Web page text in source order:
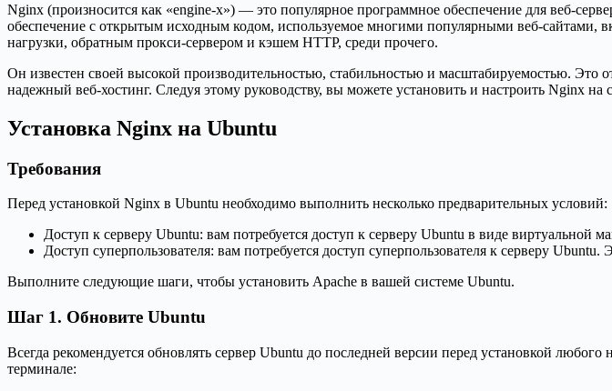
Nginx (произносится как «engine-x») — это популярное программное обеспечение для веб-
обеспечение с открытым исходным кодом, используемое многими популярными веб-
нагрузки, обратным прокси-сервером и кэшем HTTP, среди прочего.
Он известен своей высокой производительностью, стабильностью и масштабируемостью.
надежный веб-хостинг. Следуя этому руководству, вы можете установить и настроить Nginx
Установка Nginx на Ubuntu
Требования
Перед установкой Nginx в Ubuntu необходимо выполнить несколько предварительных условий:
Доступ к серверу Ubuntu: вам потребуется доступ к серверу Ubuntu в виде виртуальной
Доступ суперпользователя: вам потребуется доступ суперпользователя к серверу
Выполните следующие шаги, чтобы установить Apache в вашей системе Ubuntu.
Шаг 1. Обновите Ubuntu
Всегда рекомендуется обновлять сервер Ubuntu до последней версии перед установкой
терминале: